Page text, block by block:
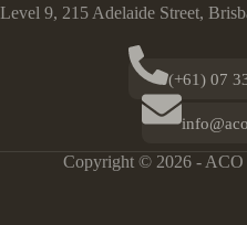
Level 9, 215 Adelaide Street,
(+61) 07
Copyright © 2026 -